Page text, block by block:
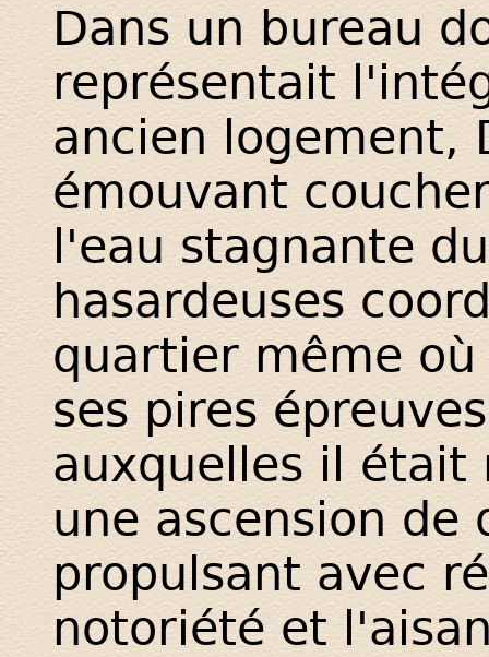
Dans un bureau
représentait
ancien logement,
émouvant
l'eau stagnante
hasardeuses
quartier même
ses pires
auxquelles il
une ascension de
propulsant avec
notoriété et